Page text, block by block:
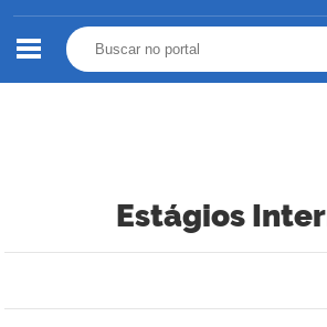
Estágios